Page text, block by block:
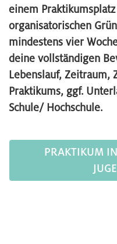
einem
organisatorischen
mindestens vier
deine vollständigen
Lebenslauf, Zeitraum,
Praktikums, ggf.
Schule/ Hochschule.
PRAKTIKUM